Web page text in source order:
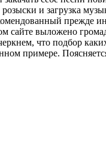
и загрузка
прежде
сайте выложено
что подбор
примере.